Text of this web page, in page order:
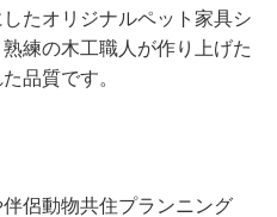
たオリジナルペット家具シ
練の木工職人が作り上げた
品質です。
侶動物共住プランニング